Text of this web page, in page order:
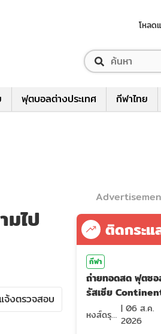
โหลด
ฟุตบอลต่างประเทศ กีฬาไทย
ไป
แจ้งตรวจสอบ
ติดกระแ
กีฬา
ถ่ายทอดสด ฟุตซอ
รัสเซีย
สุดท้าย
หงส์ดรุณ | 06 ส.ค.
2026